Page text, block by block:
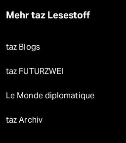
Mehr taz Lesestoff
taz Blogs
taz FUTURZWEI
Le Monde diplomatique
taz Archiv